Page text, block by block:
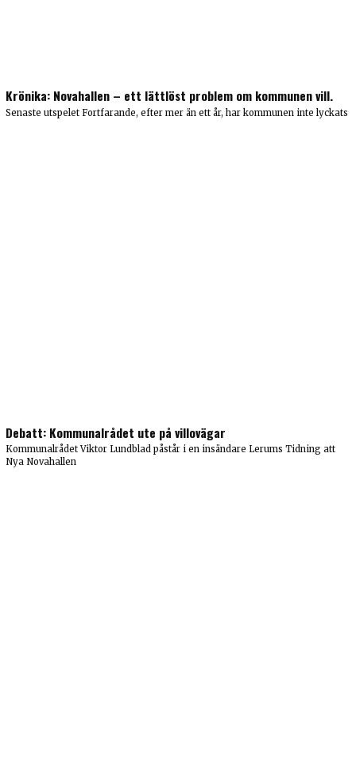
Krönika: Novahallen – ett lättlöst problem om kommunen vill.
Senaste utspelet Fortfarande, efter mer än ett år, har kommunen inte lyckats
Debatt: Kommunalrådet ute på villovägar
Kommunalrådet Viktor Lundblad påstår i en insändare Lerums Tidning att
Nya Novahallen